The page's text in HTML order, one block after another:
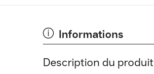
Informations
Description du produit